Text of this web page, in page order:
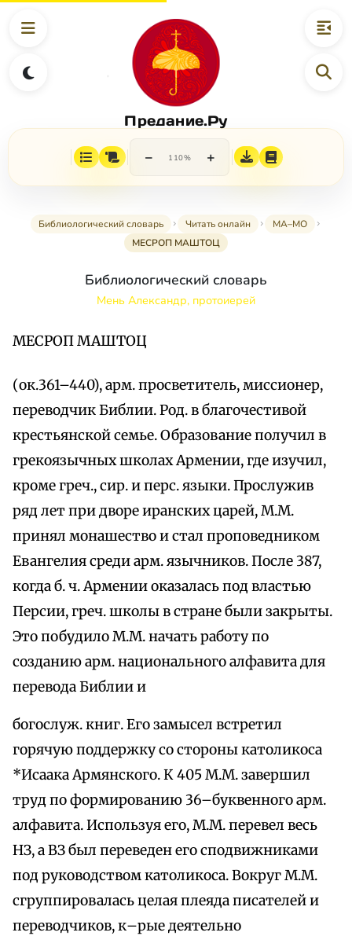
Предание.Ру
− 110% +
Библиологический словарь Читать онлайн
МА–МО
МЕСРОП МАШТОЦ
Библиологический словарь
Мень Александр, протоиерей
МЕСРОП МАШТОЦ
(ок.361–440), арм. просветитель, миссионер,
переводчик Библии. Род. в благочестивой
крестьянской семье. Образование получил в
грекоязычных школах Армении, где изучил,
кроме греч., сир. и перс. языки. Прослужив
ряд лет при дворе иранских царей, М.М.
принял монашество и стал проповедником
Евангелия среди арм. язычников. После 387,
когда б. ч. Армении оказалась под властью
Персии, греч. школы в стране были закрыты.
Это побудило М.М. начать работу по
созданию арм. национального алфавита для
перевода Библии и
богослуж. книг. Его замысел встретил
горячую поддержку со стороны католикоса
*Исаака Армянского. К 405 М.М. завершил
труд по формированию 36–буквенного арм.
алфавита. Используя его, М.М. перевел весь
НЗ, а ВЗ был переведен его сподвижниками
под руководством католикоса. Вокруг М.М.
сгруппировалась целая плеяда писателей и
переводчиков, к–рые деятельно